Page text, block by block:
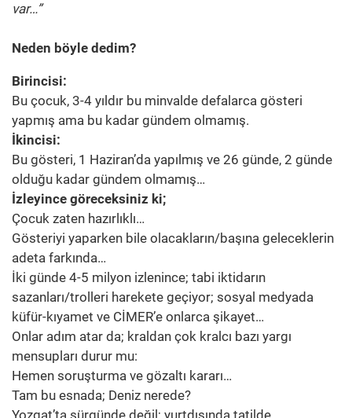
var…”
Neden böyle dedim?
Birincisi:
Bu çocuk, 3-4 yıldır bu minvalde defalarca gösteri
yapmış ama bu kadar gündem olmamış.
İkincisi:
Bu gösteri, 1 Haziran’da yapılmış ve 26 günde, 2 günde
olduğu kadar gündem olmamış…
İzleyince göreceksiniz ki;
Çocuk zaten hazırlıklı…
Gösteriyi yaparken bile olacakların/başına geleceklerin
adeta farkında…
İki günde 4-5 milyon izlenince; tabi iktidarın
sazanları/trolleri harekete geçiyor; sosyal medyada
küfür-kıyamet ve CİMER’e onlarca şikayet…
Onlar adım atar da; kraldan çok kralcı bazı yargı
mensupları durur mu:
Hemen soruşturma ve gözaltı kararı…
Tam bu esnada; Deniz nerede?